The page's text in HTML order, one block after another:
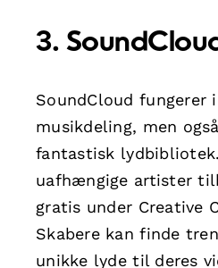
3.
SoundCloud fungerer
musikdeling, men
fantastisk
uafhængige artister
gratis under Creative
Skabere kan finde
unikke lyde til deres